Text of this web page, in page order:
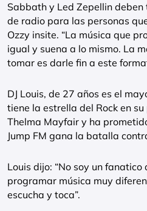
Sabbath y Led Zepellin
de radio para las personas
Ozzy insite. “La música que
igual y suena a lo mismo. La
tomar es darle fin a este
DJ Louis, de 27 años es el
tiene la estrella del Rock en
Thelma Mayfair y ha
Jump FM gana la batalla
Louis dijo: “No soy un fanatico
programar música muy
escucha y toca”.